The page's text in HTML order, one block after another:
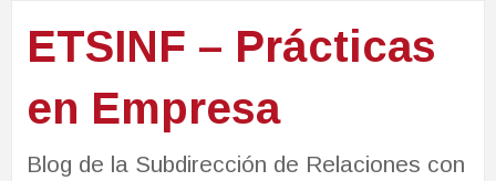
ETSINF – Prácticas
en Empresa
Blog de la Subdirección de Relaciones con